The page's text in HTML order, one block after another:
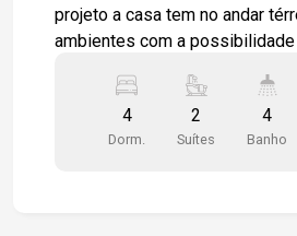
projeto a casa tem no andar
ambientes com a
uma suíte com closet, 1
espaço que pode ser
pequeno escritório ou para
4
Dorm.
2
Suítes
4
Banho